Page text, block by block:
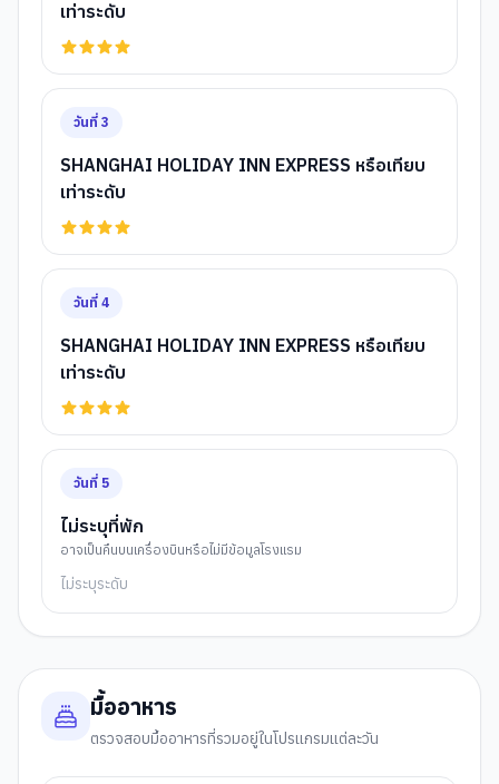
เท่าระดับ
วันที่ 3
SHANGHAI HOLIDAY INN EXPRESS หรือเทียบ
เท่าระดับ
วันที่ 4
SHANGHAI HOLIDAY INN EXPRESS หรือเทียบ
เท่าระดับ
วันที่ 5
ไม่ระบุที่พัก
อาจเป็นคืนบนเครื่องบินหรือไม่มีข้อมูลโรงแรม
ไม่ระบุระดับ
มื้ออาหาร
ตรวจสอบมื้ออาหารที่รวมอยู่ในโปรแกรมแต่ละวัน